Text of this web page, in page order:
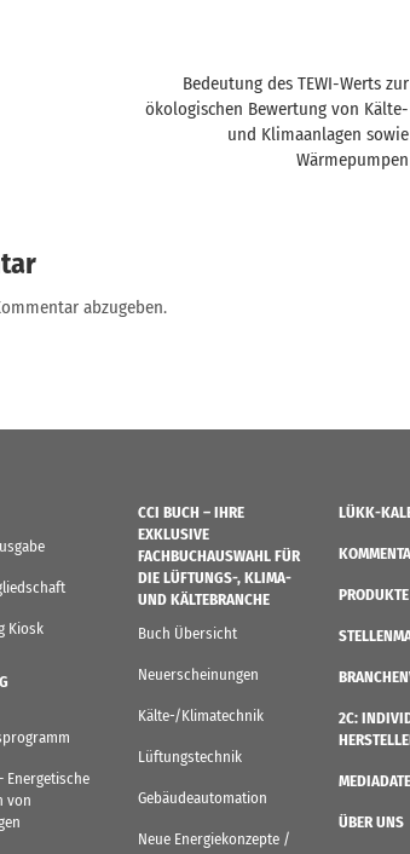
Bedeutung des TEWI-Werts zur
ökologischen Bewertung von Kälte-
und Klimaanlagen sowie
Wärmepumpen
abzugeben.
Kiosk
Energetische
von
CCI BUCH – IHRE
EXKLUSIVE
FACHBUCHAUSWAHL FÜR
DIE LÜFTUNGS-, KLIMA-
UND KÄLTEBRANCHE
Buch Übersicht
Neuerscheinungen
Kälte-/Klimatechnik
Lüftungstechnik
Gebäudeautomation
Neue Energiekonzepte /
LÜKK-
PRODUKTE
2C:
ÜBER UNS